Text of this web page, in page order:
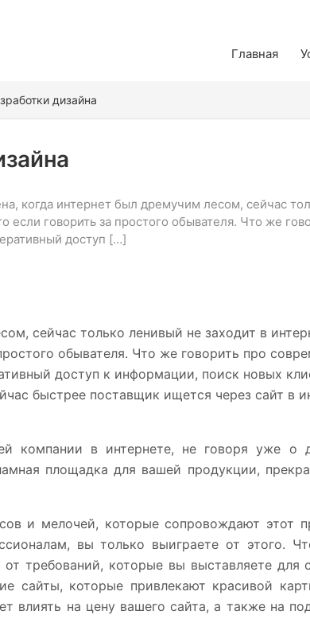
Главная
дизайна
когда интернет был дремучим лесом, сейчас
если говорить за простого обывателя. Что же
доступ […]
сейчас только ленивый не заходит в
обывателя. Что же говорить про
доступ к информации, поиск новых
быстрее поставщик ищется через сайт в
компании в интернете, не говоря уже о
площадка для вашей продукции,
и мелочей, которые сопровождают этот
вы только выиграете от этого.
требований, которые вы выставляете для
сайты, которые привлекают красивой
влиять на цену вашего сайта, а также на